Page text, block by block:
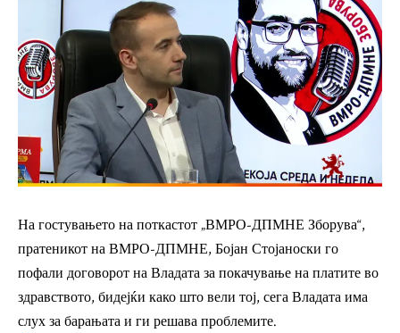
На гостувањето на поткастот „ВМРО-ДПМНЕ Зборува“,
пратеникот на ВМРО-ДПМНЕ, Бојан Стојаноски го
пофали договорот на Владата за покачување на платите во
здравството, бидејќи како што вели тој, сега Владата има
слух за барањата и ги решава проблемите.